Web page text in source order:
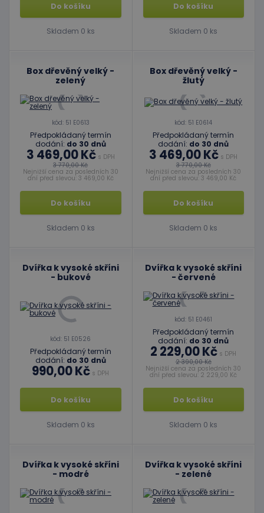
Do košíku
Skladem 0 ks
Do košíku
Skladem 0 ks
Box dřevěný velký -
zelený
kód: 51 E0613
Předpokládaný termín
dodání: do 30 dnů
3 469,00 Kčs DPH
3 770,00 Kč
Nejnižší cena za posledních 30
dní před slevou: 3 469,00 Kč
Do košíku
Skladem 0 ks
Box dřevěný velký -
žlutý
kód: 51 E0614
Předpokládaný termín
dodání: do 30 dnů
3 469,00 Kč s DPH
3 770,00 Kč
Nejnižší cena za posledních 30
dní před slevou: 3 469,00 Kč
Do košíku
Skladem 0 ks
Dvířka k vysoké skříni
- bukové
kód: 51 E0526
Předpokládaný termín
dodání: do 30 dnů
990,00 Kč s DPH
Do košíku
Skladem 0 ks
Dvířka k vysoké skříni
- červené
kód: 51 E0461
Předpokládaný termín
dodání: do 30 dnů
2 229,00 Kč s DPH
2 390,00 Kč
Nejnižší cena za posledních 30
dní před slevou: 2 229,00 Kč
Do košíku
Skladem 0 ks
Dvířka k vysoké skříni
- modré
Dvířka k vysoké skříni
- zelené